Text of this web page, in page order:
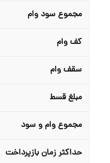
مجموع سود وام
کف وام
سقف وام
مبلغ قسط
مجموع وام و سود
حداکثر زمان بازپرداخت